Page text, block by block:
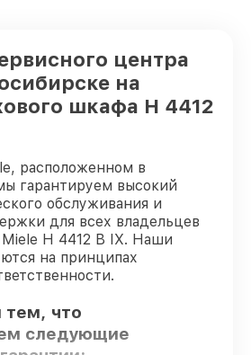
центра
на
шкафа H 4412
расположенном в
гарантируем высокий
обслуживания и
для всех владельцев
H 4412 B IX. Наши
на принципах
что
следующие